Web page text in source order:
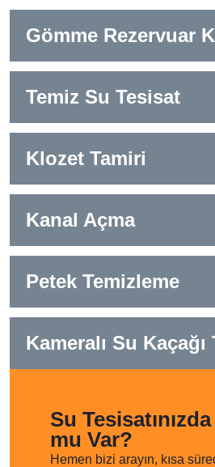
Gömme Rezervuar
Temiz Su Tesisat
Klozet Tamiri
Kanal Açma
Petek Temizleme
Kameralı Su Kaçağı
Su
mu Var?
Hemen bizi arayın, kısa